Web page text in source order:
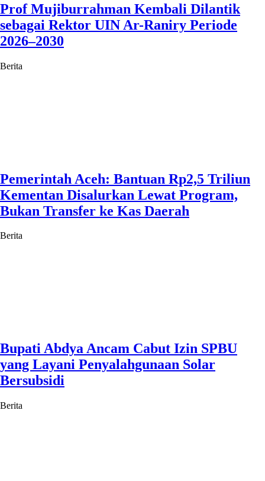
Prof Mujiburrahman Kembali Dilantik
sebagai Rektor UIN Ar-Raniry Periode
2026–2030
Berita
Pemerintah Aceh: Bantuan Rp2,5 Triliun
Kementan Disalurkan Lewat Program,
Bukan Transfer ke Kas Daerah
Berita
Bupati Abdya Ancam Cabut Izin SPBU
yang Layani Penyalahgunaan Solar
Bersubsidi
Berita